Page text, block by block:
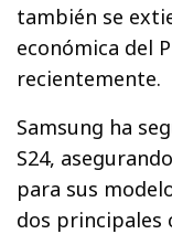
también se
económica del
recientemente.
Samsung ha
S24,
para sus
dos principales